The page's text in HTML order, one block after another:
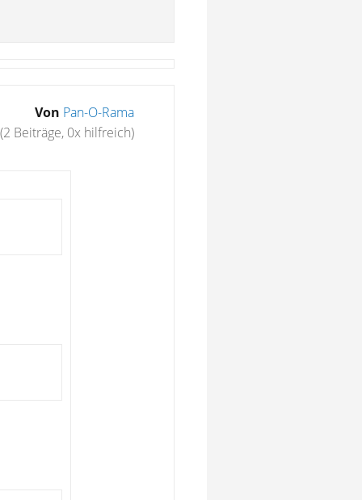
Von Pan-O-Rama
(2 Beiträge, 0x hilfreich)